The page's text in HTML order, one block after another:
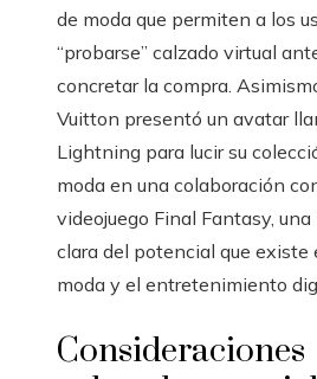
de moda que permiten a los
“probarse” calzado virtual
concretar la compra.
Vuitton presentó un avatar
Lightning para lucir su
moda en una colaboración
videojuego Final Fantasy, una
clara del potencial que existe
moda y el entretenimiento
Consideraciones